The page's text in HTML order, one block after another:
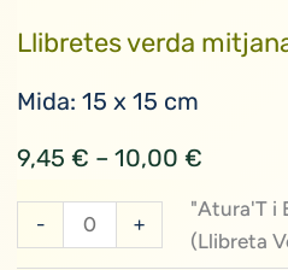
Llibretes verda
Mida: 15 x 15 cm
9,45€ – 10,00€
preus:
9,45 €
-
quantitat
de
+
"Atura'T i
(Llibreta